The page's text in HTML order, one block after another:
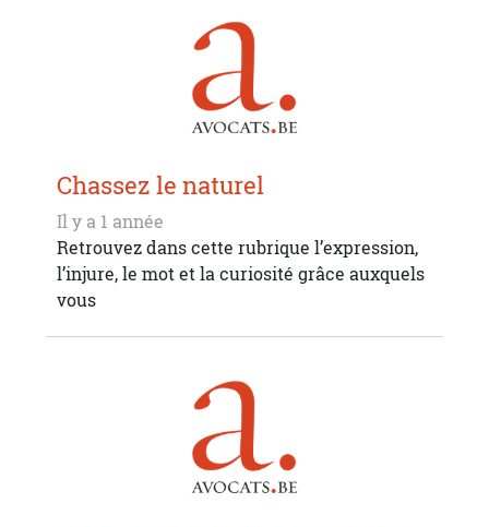
Chassez le naturel
Il y a 1 année
Retrouvez dans cette rubrique l’expression,
l’injure, le mot et la curiosité grâce auxquels
vous